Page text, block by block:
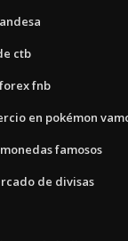
ctb
fnb
en pokémon
famosos
de divisas